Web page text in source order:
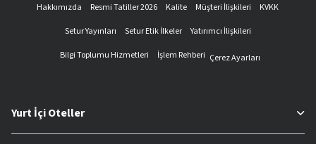
Hakkımızda Resmi Tatiller 2026 Kalite Müşteri İlişkileri
KVKK
Setur Yayınları
Setur Etik İlkeler
Yatırımcı İlişkileri
Bilgi Toplumu Hizmetleri
İşlem Rehberi Çerez Ayarları
Yurt İçi Oteller